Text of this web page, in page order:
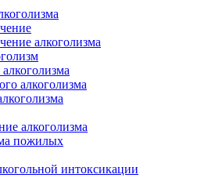
алкоголизма
алкоголизма
алкоголизма
пожилых
интоксикации